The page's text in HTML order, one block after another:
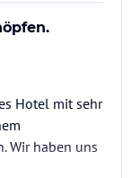
Hotel mit sehr
Wir haben uns